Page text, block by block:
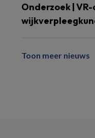
Onderzoek |
Toon meer nieuws